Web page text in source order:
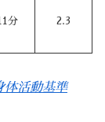
分 2.3
活動基準